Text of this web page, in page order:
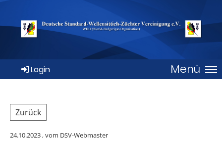
Menü
Login
Zurück
24.10.2023, vom DSV-Webmaster